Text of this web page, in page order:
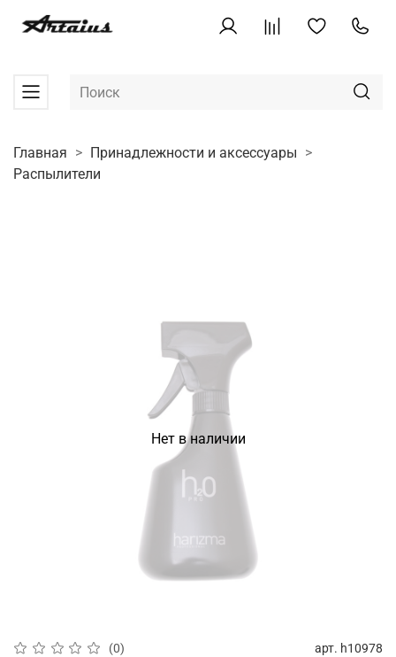
Главная
Принадлежности и аксессуары
Распылители
Нет в наличии
(0) арт. h10978